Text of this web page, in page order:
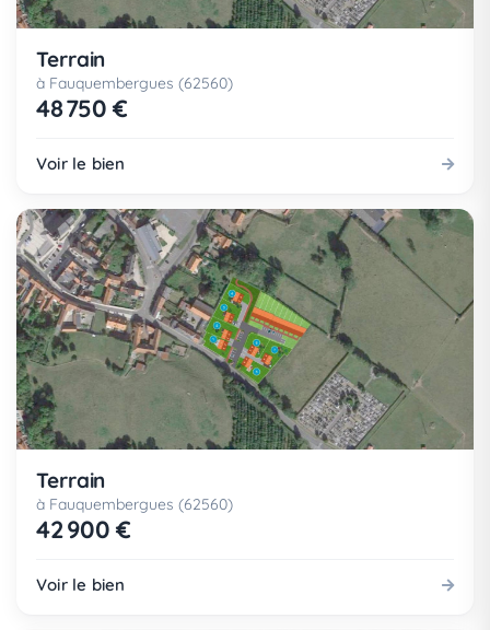
Terrain
à Fauquembergues (62560)
48 750 €
Voir le bien
Terrain
à Fauquembergues (62560)
42 900 €
Voir le bien